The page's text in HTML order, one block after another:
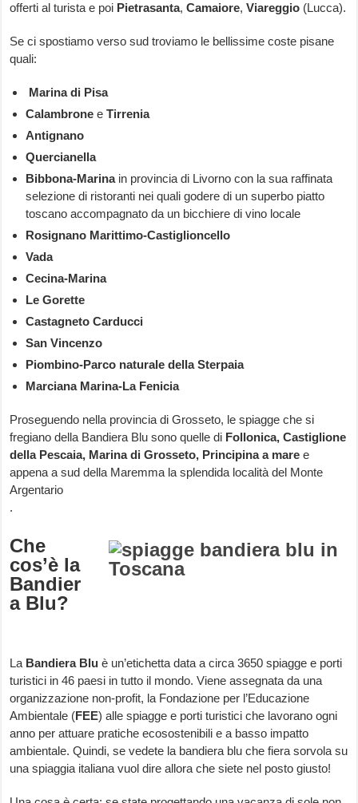
offerti al turista e poi Pietrasanta,Camaiore,Viareggio (Lucca).
Se ci spostiamo verso sud troviamo le bellissime coste pisane
quali:
Marina di Pisa
Calambrone eTirrenia
Antignano
Quercianella
Bibbona-Marina in provincia di Livorno con la sua raffinata
selezione di ristoranti nei quali godere di un superbo piatto
toscano accompagnato da un bicchiere di vino locale
Rosignano Marittimo-Castiglioncello
Vada
Cecina-Marina
Le Gorette
Castagneto Carducci
San Vincenzo
Piombino-Parco naturale della Sterpaia
Marciana Marina-La Fenicia
Proseguendo nella provincia di Grosseto, le spiagge che si
fregiano della Bandiera Blu sono quelle di Follonica, Castiglione
della Pescaia, Marina di Grosseto, Principina a mare e
appena a sud della Maremma la splendida località del Monte
Argentario
.
Che
cos’è la
Bandier
a Blu?
La Bandiera Blu è un’etichetta data a circa 3650 spiagge e porti
turistici in 46 paesi in tutto il mondo. Viene assegnata da una
organizzazione non-profit, la Fondazione per l’Educazione
Ambientale (FEE) alle spiagge e porti turistici che lavorano ogni
anno per attuare pratiche ecosostenibili e a basso impatto
ambientale. Quindi, se vedete la bandiera blu che fiera sorvola su
una spiaggia italiana vuol dire allora che siete nel posto giusto!